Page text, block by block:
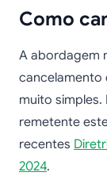
Como
A abordagem
cancelamento
muito
remetente
recentes
2024.